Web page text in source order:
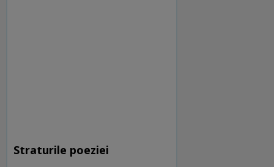
Straturile poeziei